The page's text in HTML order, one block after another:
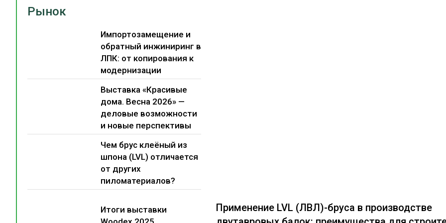
Рынок
Импортозамещение и
обратный инжиниринг в
ЛПК: от копирования к
модернизации
Выставка «Красивые
дома. Весна 2026» —
деловые возможности
и новые перспективы
Чем брус клеёный из
шпона (LVL) отличается
от других
пиломатериалов?
Итоги выставки
Применение LVL (ЛВЛ)-бруса в производстве